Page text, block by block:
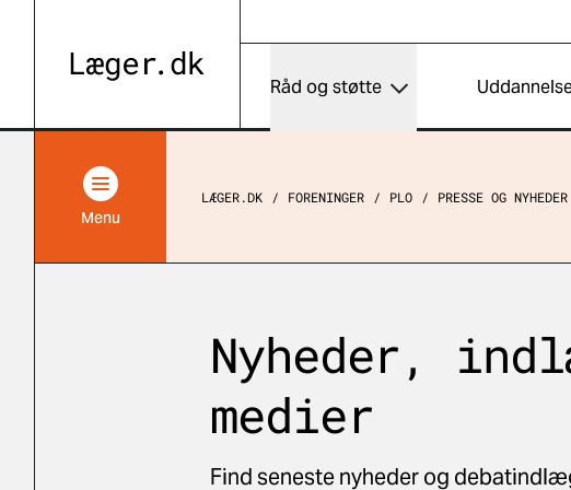
Råd og støtte
Menu
LÆGER.DK FORENINGER PLO PRESSE OG NYHEDER
Nyheder,
medier
Find seneste nyheder og